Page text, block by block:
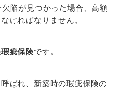
陥が見つかった場合、高額
ければなりません。
疵保険です。
ばれ、新築時の瑕疵保険の